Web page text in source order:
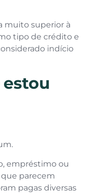
muito superior à
tipo de crédito e
indício
estou
empréstimo ou
parecem
pagas diversas